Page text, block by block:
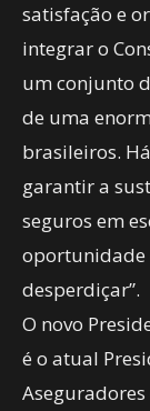
satisfação e
integrar o
um conjunto
de uma
brasileiros.
garantir a
seguros em
oportunidade
desperdiçar”.
O novo
é o atual
Aseguradores